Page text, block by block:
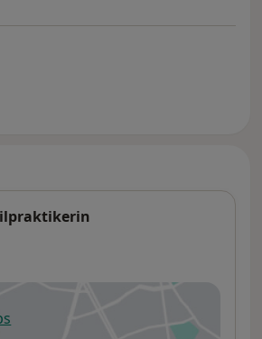
einer neuen Registerkarte